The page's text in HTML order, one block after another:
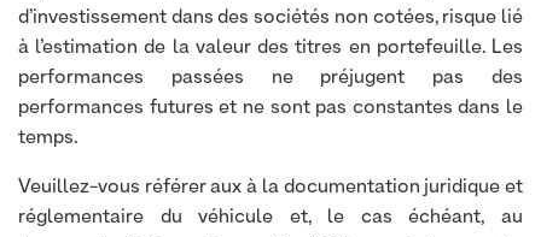
d’investissement dans des sociétés non cotées, risque lié
à l’estimation de la valeur des titres en portefeuille. Les
performances passées ne préjugent pas des
performances futures et ne sont pas constantes dans le
temps.
Veuillez-vous référer aux à la documentation juridique et
réglementaire du véhicule et, le cas échéant, au